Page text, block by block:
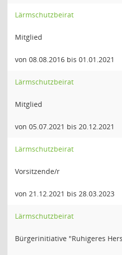
Lärmschutzbeirat
Mitglied
von 08.08.2016 bis 01.01.2021
Lärmschutzbeirat
Mitglied
von 05.07.2021 bis 20.12.2021
Lärmschutzbeirat
Vorsitzende/r
von 21.12.2021 bis 28.03.2023
Lärmschutzbeirat
Bürgerinitiative "Ruhigeres